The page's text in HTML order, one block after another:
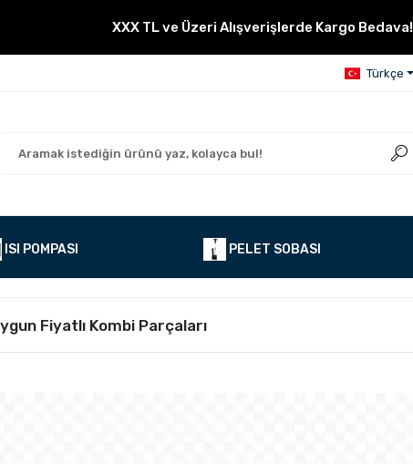
XXX TL ve Üzeri Alışverişlerde Kargo Bedava!
Türkçe
ISI POMPASI PELET SOBASI
Fiyatlı Kombi Parçaları